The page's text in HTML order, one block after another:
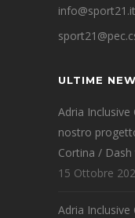
info@sport21.it
ULTIME
Adria Inclusive
nostro
Cortina /
15 Ottobre
Adria Inclusive